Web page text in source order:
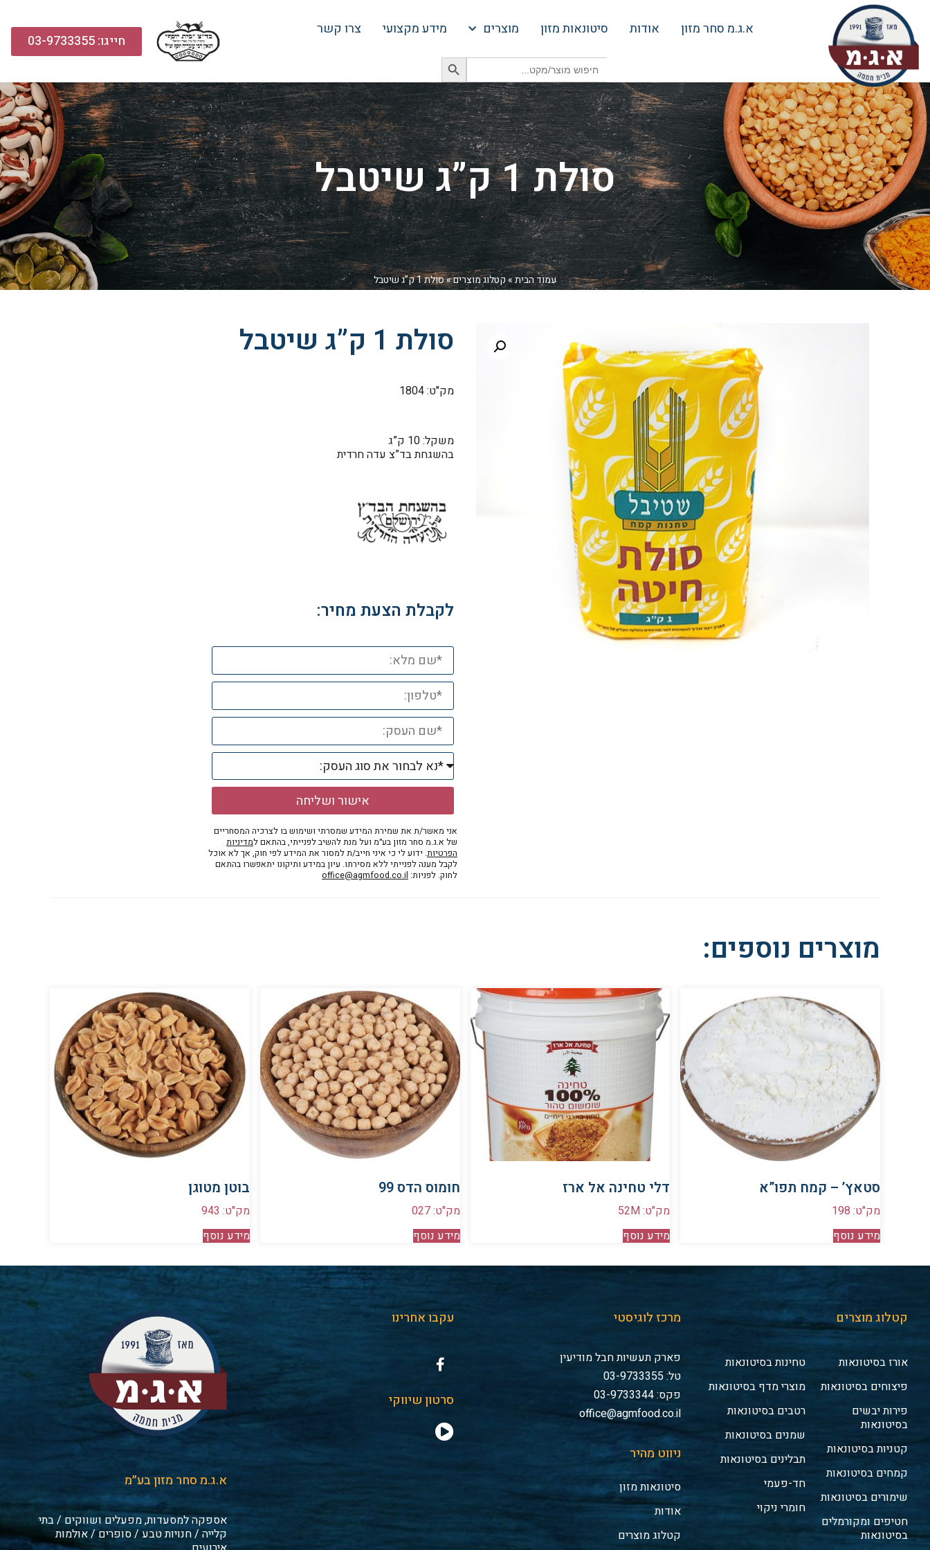
א.ג.מ סחר מזון אודות סיטונאות מזון מוצרים מידע מקצועי צרו קשר
Search
for:
Search Button
חייגו: 03-9733355
סולת 1 ק”ג שיטבל
עמוד הבית»קטלוג מוצרים»סולת 1 ק”ג שיטבל
סולת 1 ק”ג שיטבל
מק"ט: 1804
משקל: 10 ק”ג
בהשגחת בד”צ עדה חרדית
לקבלת הצעת מחיר:
אישור ושליחה
אני מאשר/ת את שמירת המידע שמסרתי ושימוש בו לצרכיה המסחריים
של א.ג.מ סחר מזון בע״מ ועל מנת להשיב לפנייתי, בהתאם למדיניות
הפרטיות. ידוע לי כי איני חייב/ת למסור את המידע לפי חוק, אך לא אוכל
לקבל מענה לפנייתי ללא מסירתו. עיון במידע ותיקונו יתאפשרו בהתאם
לחוק. לפניות: office@agmfood.co.il
מוצרים נוספים:
סטאץ’ – קמח תפו”א
מק"ט: 198
מידע נוסף
דלי טחינה אל ארז
מק"ט: 52M
מידע נוסף
חומוס הדס 99
מק"ט: 027
מידע נוסף
בוטן מטוגן
מק"ט: 943
מידע נוסף
קטלוג מוצרים
אורז בסיטונאות
פיצוחים בסיטונאות
פירות יבשים
בסיטונאות
קטניות בסיטונאות
קמחים בסיטונאות
שימורים בסיטונאות
חטיפים ומקורמלים
בסיטונאות
טחינות בסיטונאות
מוצרי מדף בסיטונאות
רטבים בסיטונאות
שמנים בסיטונאות
תבלינים בסיטונאות
חד-פעמי
חומרי ניקוי
מרכז לוגיסטי
פארק תעשיות חבל מודיעין
טל: 03-9733355
פקס: 03-9733344
office@agmfood.co.il
ניווט מהיר
סיטונאות מזון
אודות
קטלוג מוצרים
עקבו אחרינו
סרטון שיווקי
א.ג.מ סחר מזון בע״מ
אספקה למסעדות, מפעלים ושווקים / בתי
קלייה / חנויות טבע / סופרים / אולמות